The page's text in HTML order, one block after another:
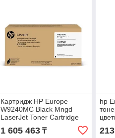
Картридж HP Europe
W9240MC Black Mngd
LaserJet Toner Cartridge
1 605 463₸
hp